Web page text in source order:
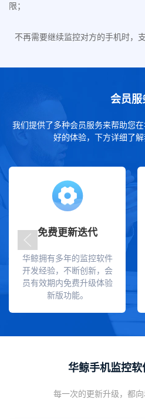
限；
不再需要继续监控对方的手机时，
会员服
我们提供了多种会员服务来帮助您
好的体验，下方详细了解
免费更新迭代
华鲸拥有多年的监控软件
开发经验，不断创新，会
员有效期内免费升级体验
新版功能。
华鲸手机监控
每一次的更新升级，都